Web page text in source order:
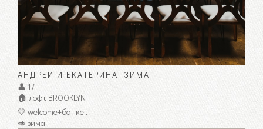
АНДРЕЙ И ЕКАТЕРИНА. ЗИМА
👤 17
🏠 лофт BROOKLYN
💛 welcome+банкет
🥑 зима